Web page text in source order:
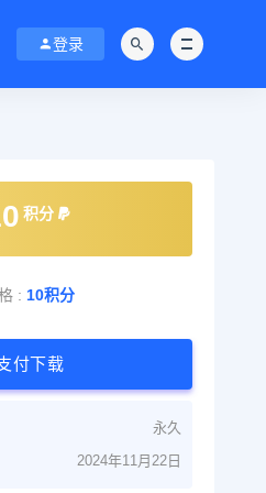
登录
积分
: 10积分
付下载
永久
2024年11月22日